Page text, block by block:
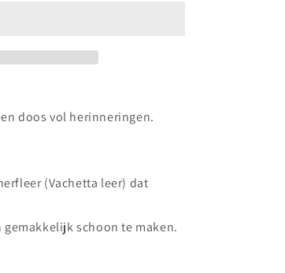
doos vol herinneringen.
(Vachetta leer) dat
schoon te maken.